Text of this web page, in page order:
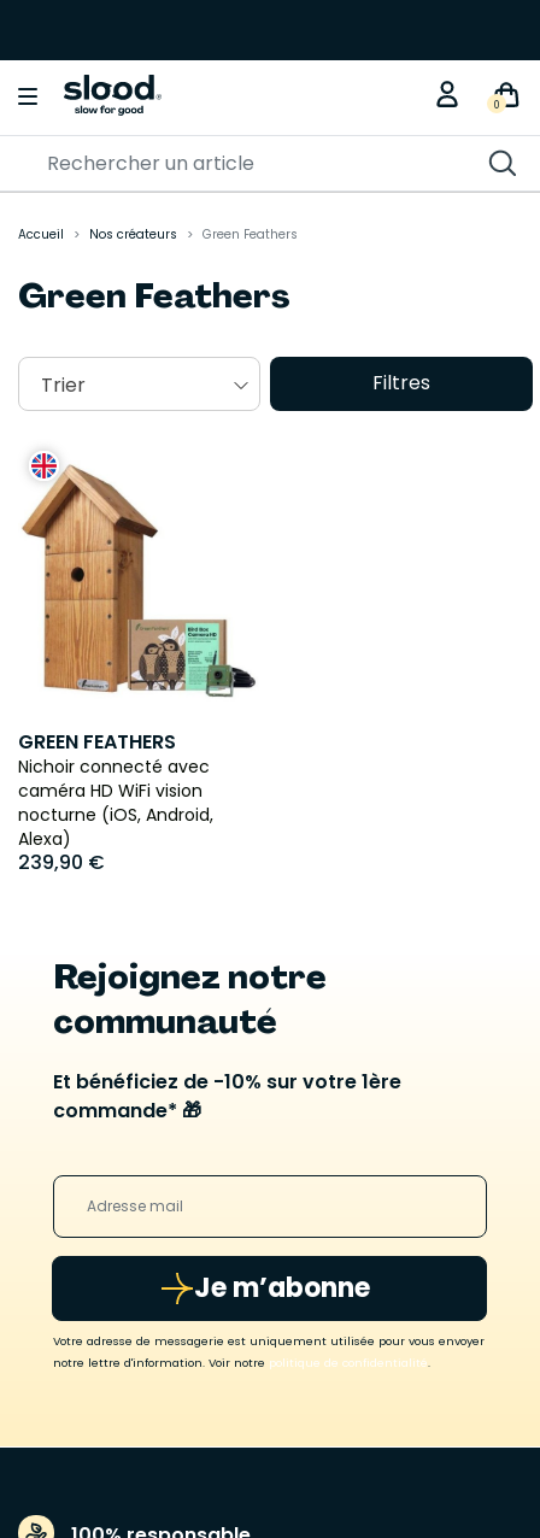
0
Accueil Nos créateurs Green Feathers
Green Feathers
Filtres
Trier
GREEN FEATHERS
Nichoir connecté avec
caméra HD WiFi vision
nocturne (iOS, Android,
Alexa)
239,90 €
Rejoignez notre
communauté
Et bénéficiez de -10% sur votre 1ère
commande* 🎁
Je m’abonne
Votre adresse de messagerie est uniquement utilisée pour vous envoyer
notre lettre d'information. Voir notre politique de confidentialité.